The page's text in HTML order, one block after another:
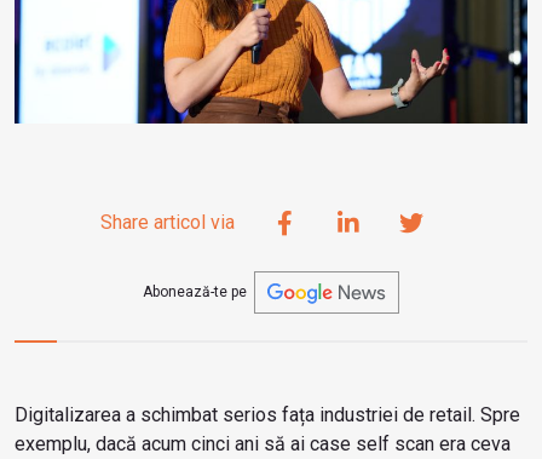
Share articol via
Abonează-te pe
Digitalizarea a schimbat serios fața industriei de retail. Spre
exemplu, dacă acum cinci ani să ai case self scan era ceva